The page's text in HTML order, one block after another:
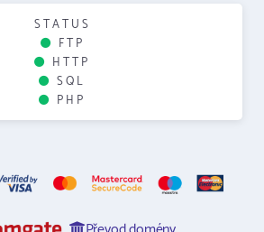
STATUS
FTP
HTTP
SQL
PHP